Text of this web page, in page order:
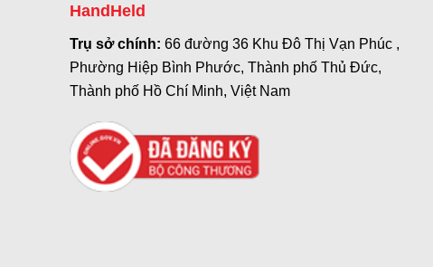
HandHeld
Trụ sở chính: 66 đường 36 Khu Đô Thị Vạn Phúc ,
Phường Hiệp Bình Phước, Thành phố Thủ Đức,
Thành phố Hồ Chí Minh, Việt Nam